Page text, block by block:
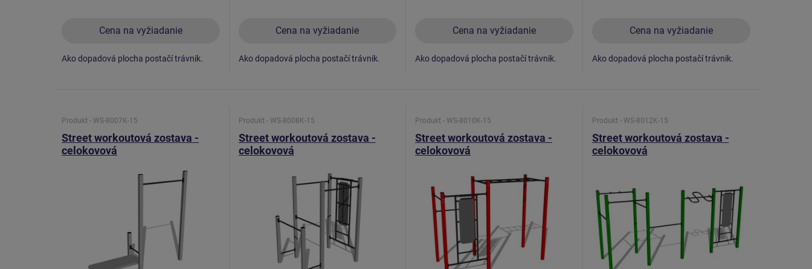
Cena na vyžiadanie
Ako dopadová plocha postačí trávnik.
Cena na vyžiadanie
Ako dopadová plocha postačí trávnik.
Cena na vyžiadanie
Ako dopadová plocha postačí trávnik.
Cena na vyžiadanie
Ako dopadová plocha postačí trávnik.
Produkt - WS-8007K-15
Street workoutová zostava -
celokovová
Produkt - WS-8008K-15
Street workoutová zostava -
celokovová
Produkt - WS-8010K-15
Street workoutová zostava -
celokovová
Produkt - WS-8012K-15
Street workoutová zostava -
celokovová